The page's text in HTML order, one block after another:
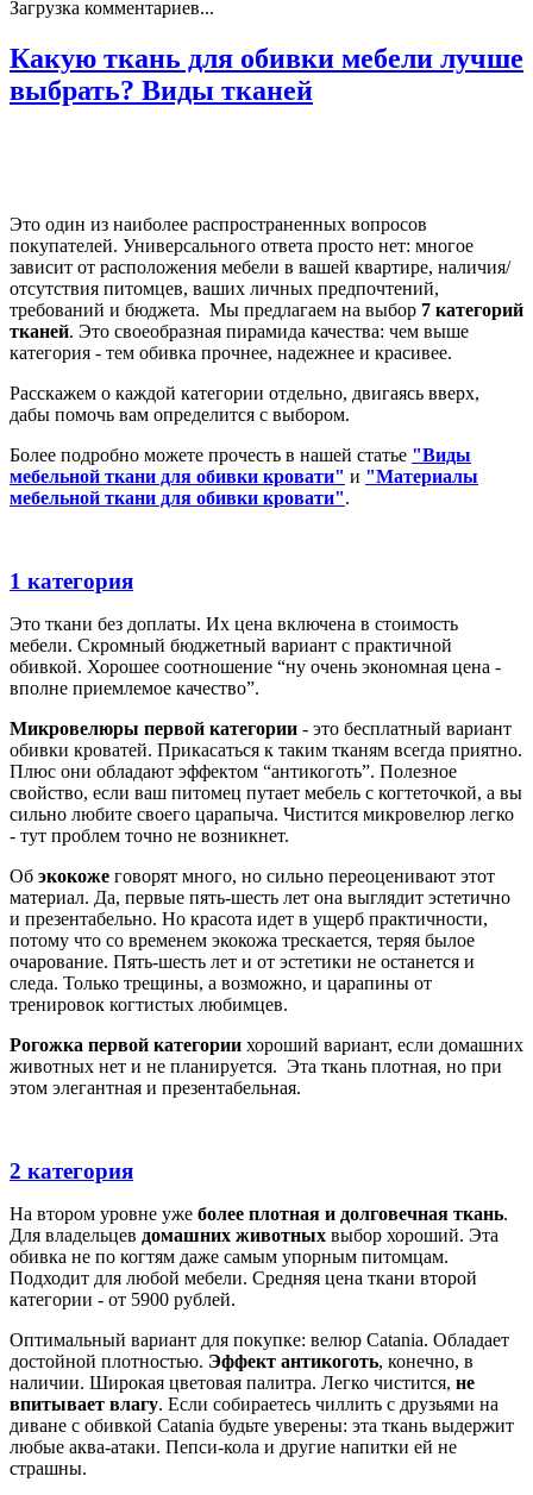
Загрузка комментариев...
Какую ткань для обивки мебели лучше
выбрать? Виды тканей
Это один из наиболее распространенных вопросов
покупателей. Универсального ответа просто нет: многое
зависит от расположения мебели в вашей квартире, наличия/
отсутствия питомцев, ваших личных предпочтений,
требований и бюджета. Мы предлагаем на выбор 7 категорий
тканей. Это своеобразная пирамида качества: чем выше
категория - тем обивка прочнее, надежнее и красивее.
Расскажем о каждой категории отдельно, двигаясь вверх,
дабы помочь вам определится с выбором.
Более подробно можете прочесть в нашей статье "Виды
мебельной ткани для обивки кровати" и "Материалы
мебельной ткани для обивки кровати".
1 категория
Это ткани без доплаты. Их цена включена в стоимость
мебели. Скромный бюджетный вариант с практичной
обивкой. Хорошее соотношение “ну очень экономная цена -
вполне приемлемое качество”.
Микровелюры первой категории - это бесплатный вариант
обивки кроватей. Прикасаться к таким тканям всегда приятно.
Плюс они обладают эффектом “антикоготь”. Полезное
свойство, если ваш питомец путает мебель с когтеточкой, а вы
сильно любите своего царапыча. Чистится микровелюр легко
- тут проблем точно не возникнет.
Об экокоже говорят много, но сильно переоценивают этот
материал. Да, первые пять-шесть лет она выглядит эстетично
и презентабельно. Но красота идет в ущерб практичности,
потому что со временем экокожа трескается, теряя былое
очарование. Пять-шесть лет и от эстетики не останется и
следа. Только трещины, а возможно, и царапины от
тренировок когтистых любимцев.
Рогожка первой категории хороший вариант, если домашних
животных нет и не планируется. Эта ткань плотная, но при
этом элегантная и презентабельная.
2 категория
На втором уровне уже более плотная и долговечная ткань.
Для владельцев домашних животных выбор хороший. Эта
обивка не по когтям даже самым упорным питомцам.
Подходит для любой мебели. Средняя цена ткани второй
категории - от 5900 рублей.
Оптимальный вариант для покупке: велюр Catania. Обладает
достойной плотностью. Эффект антикоготь, конечно, в
наличии. Широкая цветовая палитра. Легко чистится, не
впитывает влагу. Если собираетесь чиллить с друзьями на
диване с обивкой Catania будьте уверены: эта ткань выдержит
любые аква-атаки. Пепси-кола и другие напитки ей не
страшны.